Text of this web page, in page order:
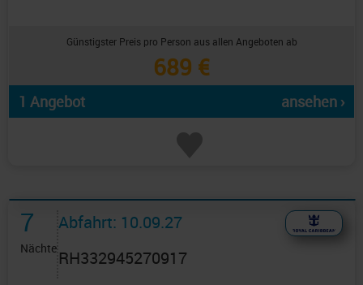
Günstigster Preis pro Person aus allen Angeboten ab
689 €
1 Angebot ansehen ›
7
Nächte
Abfahrt: 10.09.27
RH332945270917